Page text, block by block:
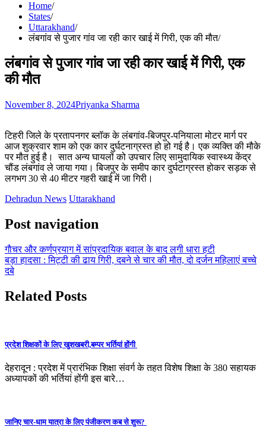
Home
States
Uttarakhand
लंबगांव से पुजार गांव जा रही कार खाई में गिरी, एक की मौत
लंबगांव से पुजार गांव जा रही कार खाई में गिरी, एक
की मौत
November 8, 2024Priyanka Sharma
टिहरी जिले के प्रतापनगर ब्लॉक के लंबगांव-बिजपुर-पनियाला मोटर मार्ग पर
आज शुक्रवार शाम को एक कार दुर्घटनाग्रस्त हो हो गई है। एक व्यक्ति की मौके
पर मौत हुई है। सात अन्य घायलों को उपचार लिए सामुदायिक स्वास्थ्य केंद्र
चौंड लंबगांव ले जाया गया। बिजपुर के समीप कार दुर्घटाग्रस्त होकर सड़क से
लगभग 30 से 40 मीटर गहरी खाई में जा गिरी।
Dehradun News Uttarakhand
Post navigation
गाैचर और कर्णप्रयाग में सांप्रदायिक बवाल के बाद लगी धारा हटी
बड़ा हादसा : मिट्टी की ढाय गिरी, दबने से चार की मौत, दो दर्जन महिलाएं बच्चे
दबे
Related Posts
प्रदेश शिक्षकों के लिए खुशखबरी,बम्पर भर्तियां होंगी
देहरादून : प्रदेश में प्रारंभिक शिक्षा संवर्ग के तहत विशेष शिक्षा के 380 सहायक
अध्यापकों की भर्तियां होंगी इस बारे…
जानिए चार-धाम यात्रा के लिए पंजीकरण कब से शुरू?